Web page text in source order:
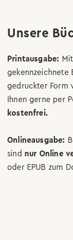
Unsere
Printausgabe:
gekennzeichnete
gedruckter Form
Ihnen gerne per
kostenfrei.
Onlineausgabe:
sind nur Online
oder EPUB zum